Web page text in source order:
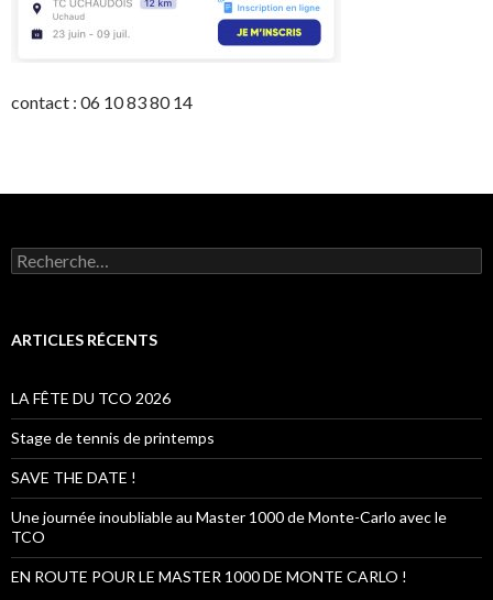
contact : 06 10 83 80 14
R
e
e
h
e
r
:
ARTICLES RÉCENTS
LA FÊTE DU TCO 2026
Stage de tennis de printemps
SAVE THE DATE !
Une journée inoubliable au Master 1000 de Monte-Carlo avec le
TCO
EN ROUTE POUR LE MASTER 1000 DE MONTE CARLO !